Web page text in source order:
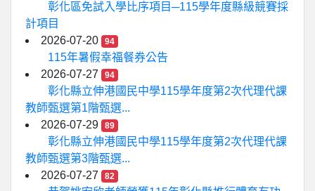
彰化區免試入學比序項目─115學年度縣級競賽採
計項目
2026-07-20
94
115年暑假幸福餐券公告
2026-07-27
94
彰化縣立伸港國民中學115學年度第2次代理代課
教師甄選第1階甄選...
2026-07-29
89
彰化縣立伸港國民中學115學年度第2次代理代課
教師甄選第3階甄選...
2026-07-27
82